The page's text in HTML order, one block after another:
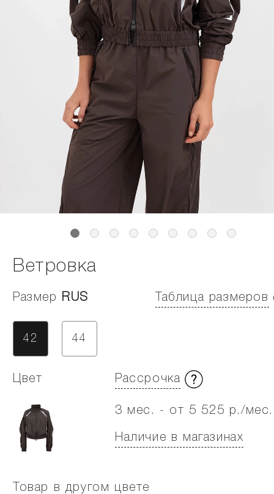
Ветровка
Размер RUS Таблица размеров
42 44
Цвет Рассрочка
3 мес. - от 5 525 р./мес.
Наличие в магазинах
Товар в другом цвете